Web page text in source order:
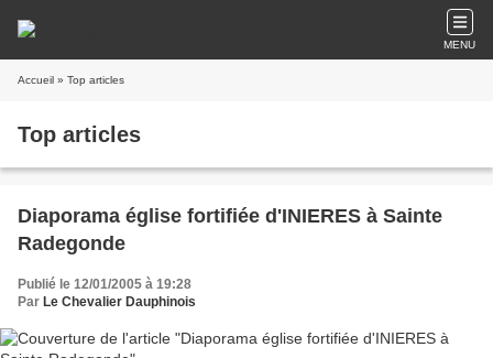
MENU
Accueil » Top articles
Top articles
Diaporama église fortifiée d'INIERES à Sainte
Radegonde
Publié le 12/01/2005 à 19:28
Par Le Chevalier Dauphinois